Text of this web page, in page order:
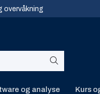
overvåkning
og analyse Kurs